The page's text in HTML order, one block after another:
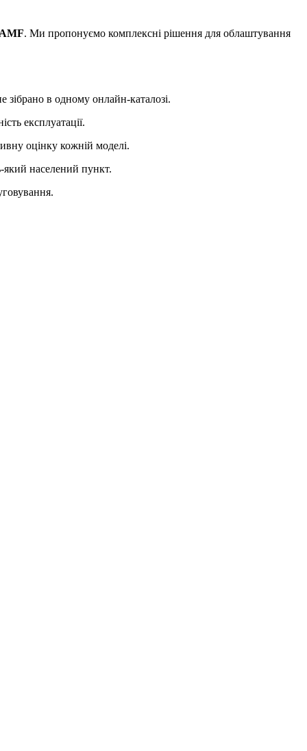
AMF. Ми пропонуємо комплексні рішення для облаштування
зібрано в одному онлайн-каталозі.
експлуатації.
оцінку кожній моделі.
населений пункт.